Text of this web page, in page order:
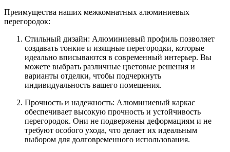
Преимущества наших межкомнатных алюминиевых
перегородок:
Стильный дизайн: Алюминиевый профиль позволяет
создавать тонкие и изящные перегородки, которые
идеально вписываются в современный интерьер. Вы
можете выбрать различные цветовые решения и
варианты отделки, чтобы подчеркнуть
индивидуальность вашего помещения.
Прочность и надежность: Алюминиевый каркас
обеспечивает высокую прочность и устойчивость
перегородок. Они не подвержены деформациям и не
требуют особого ухода, что делает их идеальным
выбором для долговременного использования.